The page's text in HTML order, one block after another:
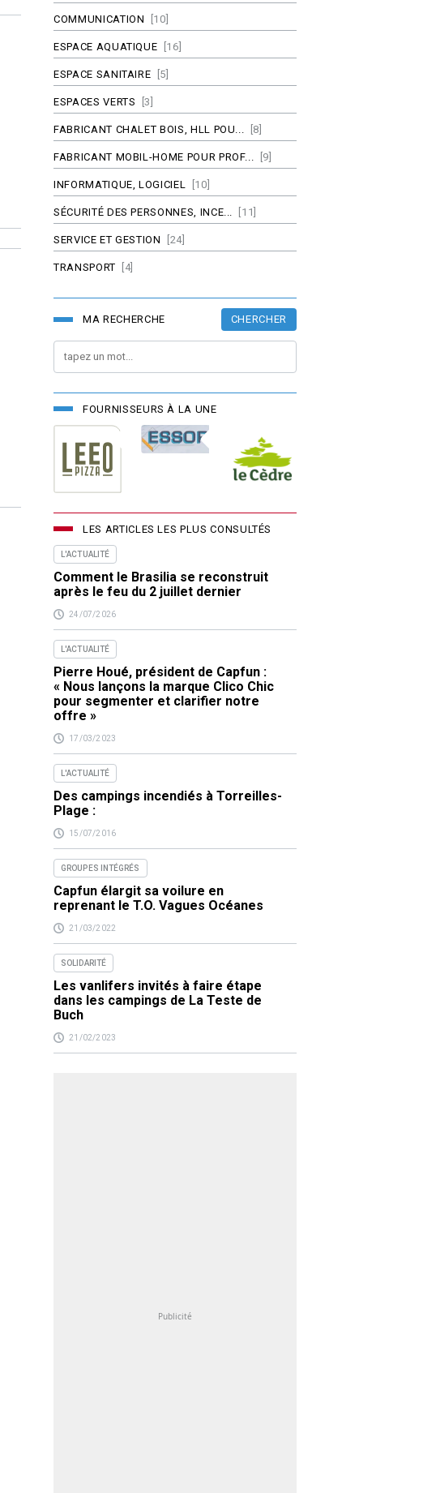
COMMUNICATION [10]
ESPACE AQUATIQUE [16]
ESPACE SANITAIRE [5]
ESPACES VERTS [3]
FABRICANT CHALET BOIS, HLL POU... [8]
FABRICANT MOBIL-HOME POUR PROF... [9]
INFORMATIQUE, LOGICIEL [10]
SÉCURITÉ DES PERSONNES, INCE... [11]
SERVICE ET GESTION [24]
TRANSPORT [4]
MA RECHERCHE CHERCHER
FOURNISSEURS À LA UNE
LES ARTICLES LES PLUS CONSULTÉS
L'ACTUALITÉ
Comment le Brasilia se reconstruit
après le feu du 2 juillet dernier
24/07/2026
L'ACTUALITÉ
Pierre Houé, président de Capfun :
« Nous lançons la marque Clico Chic
pour segmenter et clarifier notre
offre »
17/03/2023
L'ACTUALITÉ
Des campings incendiés à Torreilles-
Plage :
15/07/2016
GROUPES INTÉGRÉS
Capfun élargit sa voilure en
reprenant le T.O. Vagues Océanes
21/03/2022
SOLIDARITÉ
Les vanlifers invités à faire étape
dans les campings de La Teste de
Buch
21/02/2023